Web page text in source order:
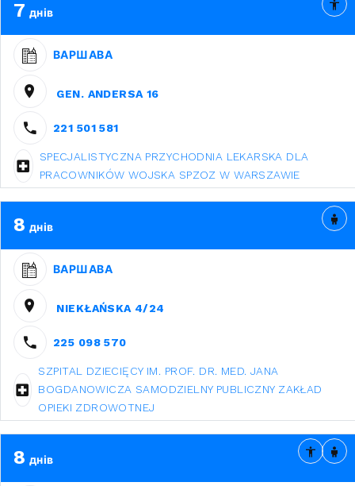
7 днів
ВАРШАВА
GEN. ANDERSA 16
221 501 581
SPECJALISTYCZNA PRZYCHODNIA LEKARSKA DLA
PRACOWNIKÓW WOJSKA SPZOZ W WARSZAWIE
8 днів
ВАРШАВА
NIEKŁAŃSKA 4/24
225 098 570
SZPITAL DZIECIĘCY IM. PROF. DR. MED. JANA
BOGDANOWICZA SAMODZIELNY PUBLICZNY ZAKŁAD
OPIEKI ZDROWOTNEJ
8 днів